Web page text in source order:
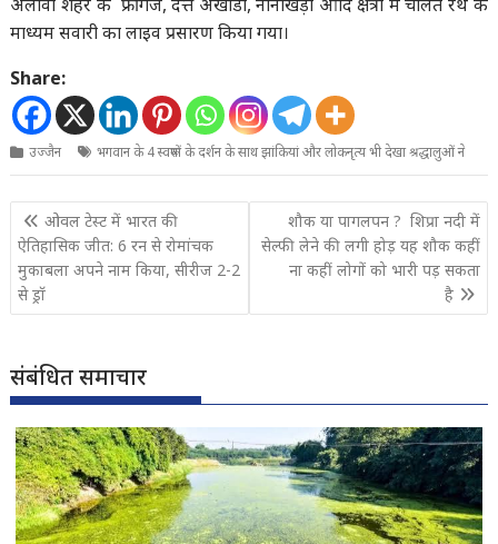
माध्यम सवारी का लाइव प्रसारण किया गया।
Share:
उज्जैन भगवान के 4 स्वरूपों के दर्शन के साथ झांकियां और लोकनृत्य भी देखा श्रद्धालुओं ने
Post
navigation
ओवल टेस्ट में भारत की
ऐतिहासिक जीत: 6 रन से रोमांचक
मुकाबला अपने नाम किया, सीरीज 2-2
से ड्रॉ
शौक या पागलपन ? शिप्रा नदी में
सेल्फी लेने की लगी होड़ यह शौक कहीं
ना कहीं लोगों को भारी पड़ सकता
है
संबंधित समाचार